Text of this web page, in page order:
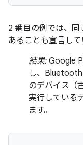
2 番目の例では、
あることも宣言して
結果: Google
し、
のデバイス（
実行している
ます。